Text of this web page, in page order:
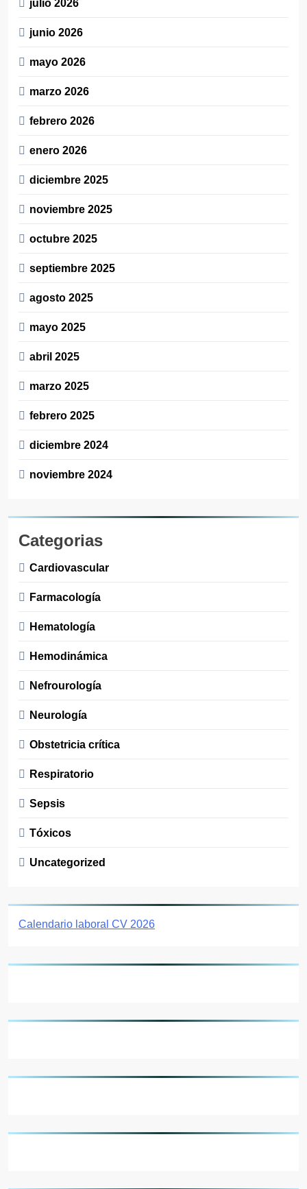
julio 2026
junio 2026
mayo 2026
marzo 2026
febrero 2026
enero 2026
diciembre 2025
noviembre 2025
octubre 2025
septiembre 2025
agosto 2025
mayo 2025
abril 2025
marzo 2025
febrero 2025
diciembre 2024
noviembre 2024
Categorias
Cardiovascular
Farmacología
Hematología
Hemodinámica
Nefrourología
Neurología
Obstetricia crítica
Respiratorio
Sepsis
Tóxicos
Uncategorized
Calendario laboral CV 2026